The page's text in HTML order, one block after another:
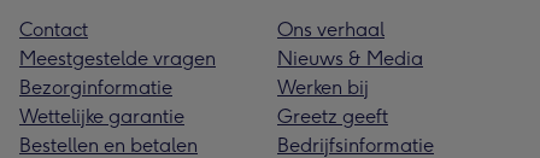
Contact
Meestgestelde vragen
Bezorginformatie
Wettelijke garantie
Bestellen en betalen
Ons verhaal
Nieuws & Media
Werken bij
Greetz geeft
Bedrijfsinformatie